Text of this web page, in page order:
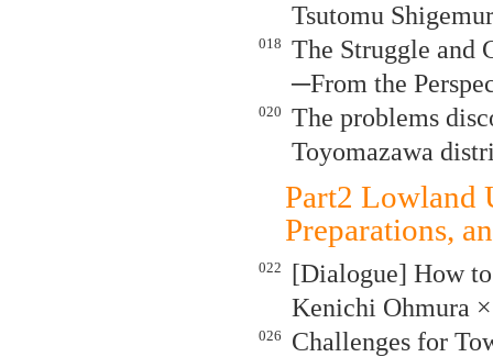
Tsutomu
018
The Struggle and
─From the
020
The problems
Toyomazawa
Part2 Lowland
Preparations,
022
[Dialogue] How
Kenichi Ohmura
026
Challenges for